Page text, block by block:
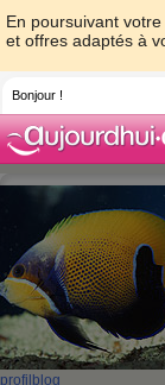
En poursuivant
et offres adaptés à
Bonjour !
profil blog